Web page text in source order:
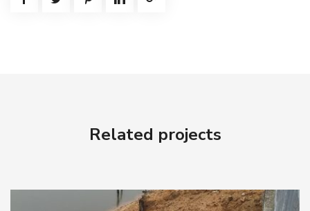
Related projects